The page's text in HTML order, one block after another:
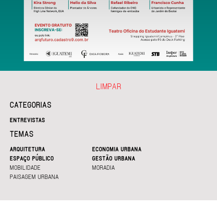
CATEGORIAS
ENTREVISTAS
TEMAS
ARQUITETURA
ECONOMIA URBANA
ESPAÇO PÚBLICO
GESTÃO URBANA
MOBILIDADE
MORADIA
PAISAGEM URBANA
LIMPAR